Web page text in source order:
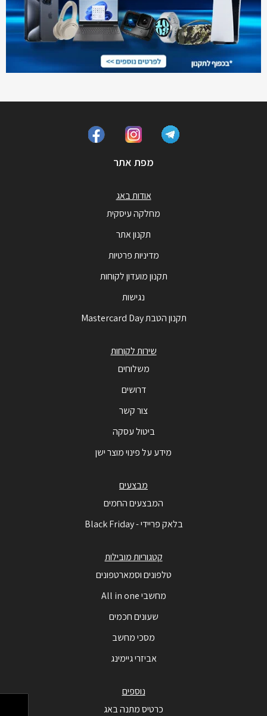
מפת אתר
אודות באג
מחלקה עיסקית
תקנון אתר
מדיניות פרטיות
תקנון מועדון לקוחות
נגישות
תקנון הטבת Mastercard Day
שירות לקוחות
משלוחים
דרושים
צור קשר
ביטול עסקה
מידע על פינוי מוצר ישן
מבצעים
המבצעים החמים
בלאק פריידי - Black Friday
קטגוריות מובילות
טלפונים וסמארטפונים
מחשבי All in one
שעונים חכמים
מסכי מחשב
אביזרי גיימינג
נוספים
כרטיס מתנה באג